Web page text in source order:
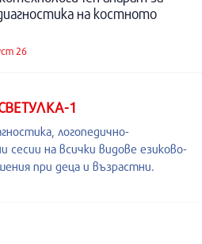
на костното
26
1
логопедично-
сесии на всички видове езиково-
при деца и възрастни.